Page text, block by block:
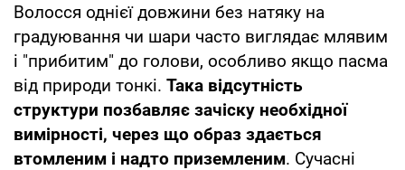
Волосся однієї довжини без натяку на
градуювання чи шари часто виглядає млявим
і "прибитим" до голови, особливо якщо пасма
від природи тонкі. Така відсутність
структури позбавляє зачіску необхідної
вимірності, через що образ здається
втомленим і надто приземленим. Сучасні